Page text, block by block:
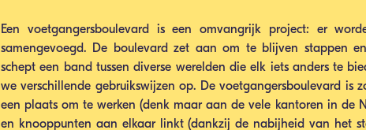
Een voetgangersboulevard is een omvangrijk project: er
samengevoegd. De boulevard zet aan om te blijven stappen
schept een band tussen diverse werelden die elk iets anders te
we verschillende gebruikswijzen op. De voetgangersboulevard is
een plaats om te werken (denk maar aan de vele kantoren in de
en knooppunten aan elkaar linkt (dankzij de nabijheid van het